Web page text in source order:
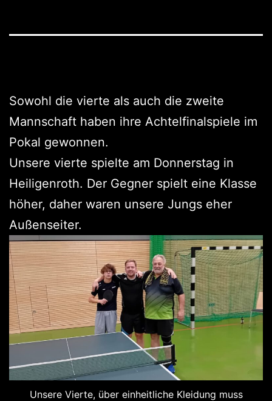
Sowohl die vierte als auch die zweite
Mannschaft haben ihre Achtelfinalspiele im
Pokal gewonnen.
Unsere vierte spielte am Donnerstag in
Heiligenroth. Der Gegner spielt eine Klasse
höher, daher waren unsere Jungs eher
Außenseiter.
Unsere Vierte, über einheitliche Kleidung muss